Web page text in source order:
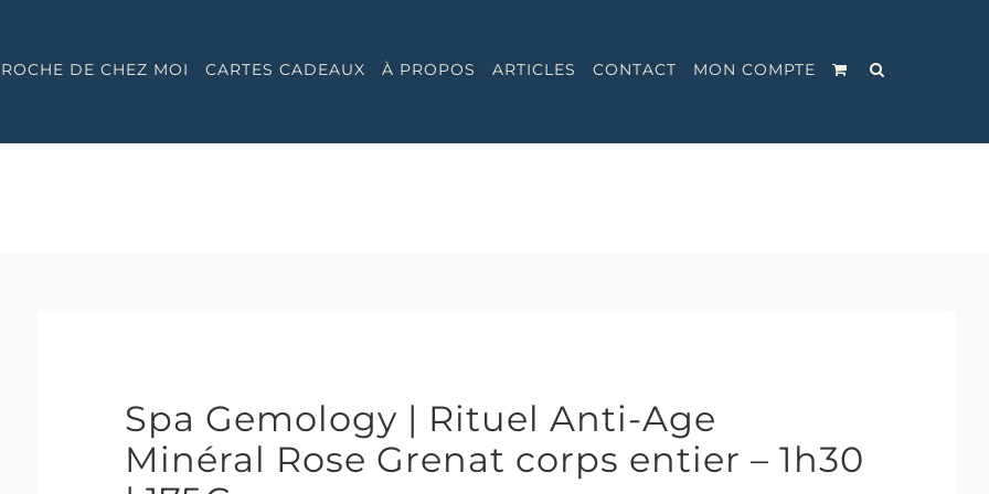
DE CHEZ MOI CARTES CADEAUX À PROPOS ARTICLES CONTACT MON COMPTE
Spa Gemology | Rituel Anti-Age
Minéral Rose Grenat corps entier – 1h30